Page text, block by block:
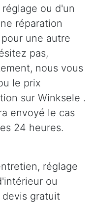
ou d'un
réparation
une autre
pas,
nous vous
le prix
sur Winksele .
envoyé le cas
24 heures.
réglage
ou
gratuit